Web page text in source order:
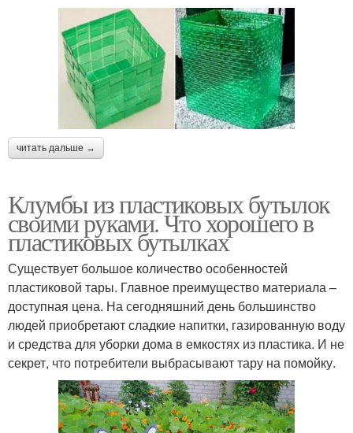
читать дальше →
Клумбы из пластиковых бутылок
своими руками. Что хорошего в
пластиковых бутылках
Существует большое количество особенностей
пластиковой тары. Главное преимущество материала –
доступная цена. На сегодняшний день большинство
людей приобретают сладкие напитки, газированную воду
и средства для уборки дома в емкостях из пластика. И не
секрет, что потребители выбрасывают тару на помойку.